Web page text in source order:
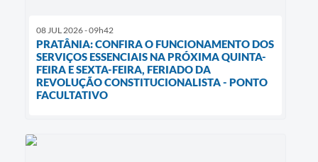
08 JUL 2026 - 09h42
PRATÂNIA: CONFIRA O FUNCIONAMENTO DOS
SERVIÇOS ESSENCIAIS NA PRÓXIMA QUINTA-
FEIRA E SEXTA-FEIRA, FERIADO DA
REVOLUÇÃO CONSTITUCIONALISTA - PONTO
FACULTATIVO